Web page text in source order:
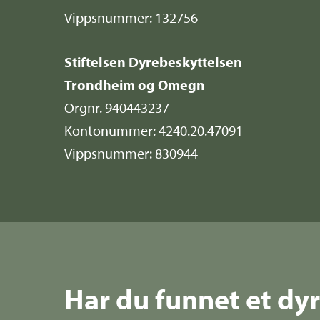
Vippsnummer: 132756
Stiftelsen Dyrebeskyttelsen
Trondheim og Omegn
Orgnr. 940443237
Kontonummer: 4240.20.47091
Vippsnummer: 830944
Har du funnet et dyr